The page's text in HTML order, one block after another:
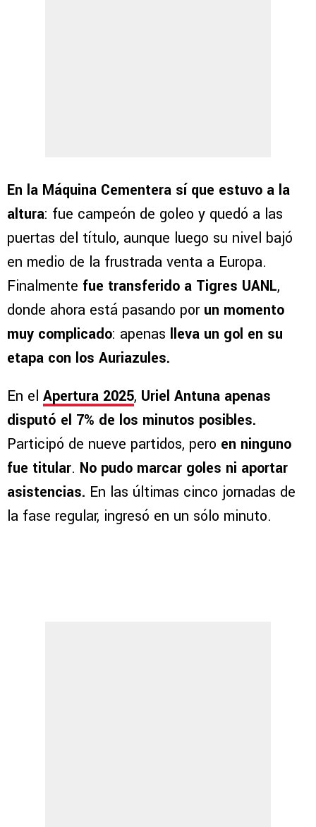
En la Máquina Cementera sí que estuvo a la
altura: fue campeón de goleo y quedó a las
puertas del título, aunque luego su nivel bajó
en medio de la frustrada venta a Europa.
Finalmente fue transferido a Tigres UANL,
donde ahora está pasando por un momento
muy complicado: apenas lleva un gol en su
etapa con los Auriazules.
En el Apertura 2025, Uriel Antuna apenas
disputó el 7% de los minutos posibles.
Participó de nueve partidos, pero en ninguno
fue titular. No pudo marcar goles ni aportar
asistencias. En las últimas cinco jornadas de
la fase regular, ingresó en un sólo minuto.